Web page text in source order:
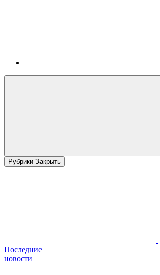
Рубрики Закрыть
Последние
новости